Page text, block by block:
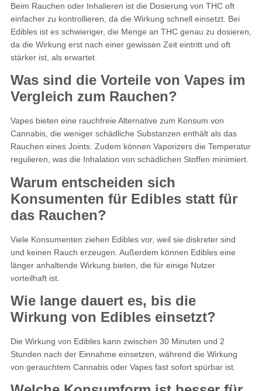
Beim Rauchen oder Inhalieren ist die Dosierung von THC oft
einfacher zu kontrollieren, da die Wirkung schnell einsetzt. Bei
Edibles ist es schwieriger, die Menge an THC genau zu dosieren,
da die Wirkung erst nach einer gewissen Zeit eintritt und oft
stärker ist, als erwartet.
Was sind die Vorteile von Vapes im
Vergleich zum Rauchen?
Vapes bieten eine rauchfreie Alternative zum Konsum von
Cannabis, die weniger schädliche Substanzen enthält als das
Rauchen eines Joints. Zudem können Vaporizers die Temperatur
regulieren, was die Inhalation von schädlichen Stoffen minimiert.
Warum entscheiden sich
Konsumenten für Edibles statt für
das Rauchen?
Viele Konsumenten ziehen Edibles vor, weil sie diskreter sind
und keinen Rauch erzeugen. Außerdem können Edibles eine
länger anhaltende Wirkung bieten, die für einige Nutzer
vorteilhaft ist.
Wie lange dauert es, bis die
Wirkung von Edibles einsetzt?
Die Wirkung von Edibles kann zwischen 30 Minuten und 2
Stunden nach der Einnahme einsetzen, während die Wirkung
von gerauchtem Cannabis oder Vapes fast sofort spürbar ist.